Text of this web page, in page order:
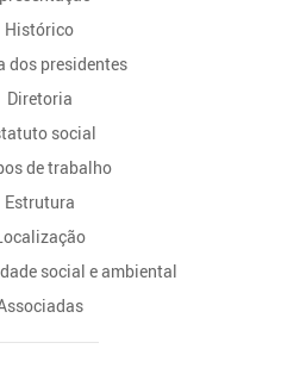
Histórico
dos presidentes
Diretoria
social
de trabalho
Estrutura
social e ambiental